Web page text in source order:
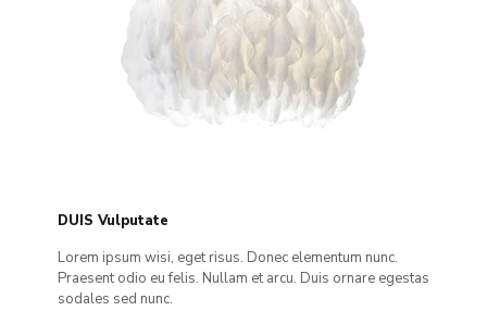
DUIS Vulputate
Lorem ipsum wisi, eget risus. Donec elementum nunc.
Praesent odio eu felis. Nullam et arcu. Duis ornare egestas
sodales sed nunc.